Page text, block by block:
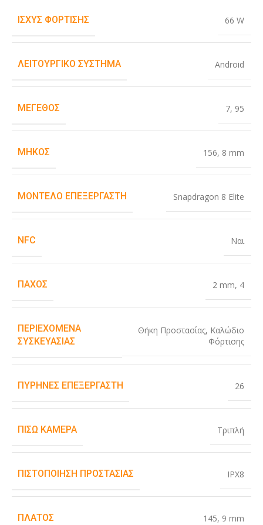
ΙΣΧΎΣ ΦΌΡΤΙΣΗΣ 66 W
ΛΕΙΤΟΥΡΓΙΚΌ ΣΎΣΤΗΜΑ Android
ΜΈΓΕΘΟΣ 7, 95
ΜΉΚΟΣ 156, 8 mm
ΜΟΝΤΈΛΟ ΕΠΕΞΕΡΓΑΣΤΉ Snapdragon 8 Elite
NFC Ναι
ΠΆΧΟΣ 2 mm, 4
ΠΕΡΙΕΧΌΜΕΝΑ
ΣΥΣΚΕΥΑΣΊΑΣ
Θήκη Προστασίας, Καλώδιο
Φόρτισης
ΠΥΡΉΝΕΣ ΕΠΕΞΕΡΓΑΣΤΉ 26
ΠΊΣΩ ΚΆΜΕΡΑ Τριπλή
ΠΙΣΤΟΠΟΊΗΣΗ ΠΡΟΣΤΑΣΊΑΣ IPX8
ΠΛΆΤΟΣ 145, 9 mm